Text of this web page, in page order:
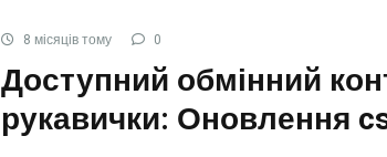
8 місяців тому 0
Доступний обмінний
рукавички: Оновлення